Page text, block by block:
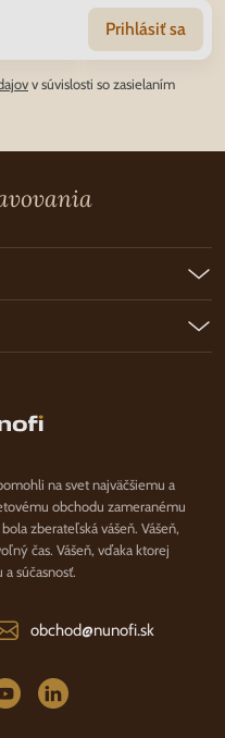
Prihlásiť sa
v súvislosti so zasielaním
na svet najväčšiemu a
obchodu zameranému
zberateľská vášeň. Vášeň,
čas. Vášeň, vďaka ktorej
súčasnosť.
obchod@nunofi.sk